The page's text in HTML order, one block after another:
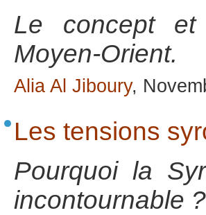
Le concept
Moyen-Orient.
Alia Al Jiboury,
Les tensions
Pourquoi la
incontournable ?